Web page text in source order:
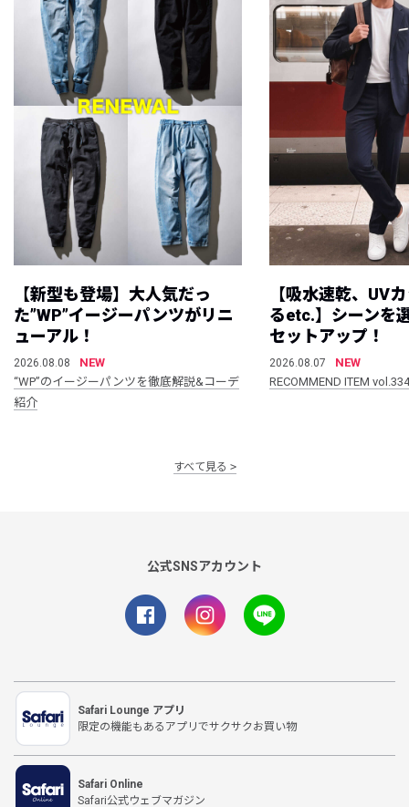
【新型も登場】大人気だっ
た”WP”イージーパンツがリニ
ューアル！
2026.08.08
NEW
“WP”のイージーパンツを徹底解説&コーデ
紹介
【吸水速乾、UV
るetc.】シーンを
セットアップ！
2026.08.07
NEW
RECOMMEND ITEM vol.334
すべて見る
公式SNSアカウント
Safari Lounge アプリ
限定の機能もあるアプリでサクサクお買い物
Safari Online
Safari公式ウェブマガジン